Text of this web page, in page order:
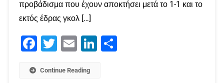
προβάδισμα που έχουν αποκτήσει μετά το 1-1 και το
εκτός έδρας γκολ […]
Facebook
Twitter Email LinkedIn
Continue Reading